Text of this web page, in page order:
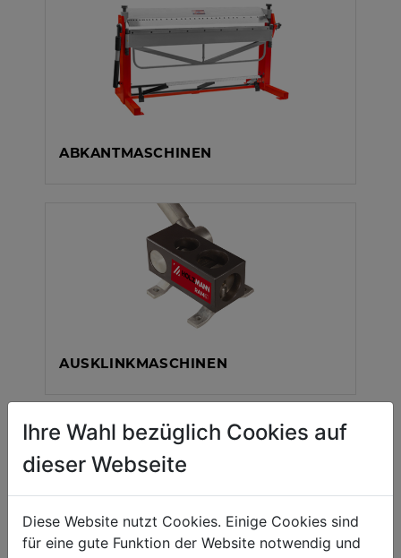
ABKANTMASCHINEN
AUSKLINKMASCHINEN
Ihre Wahl bezüglich Cookies auf
dieser Webseite
Diese Website nutzt Cookies. Einige Cookies sind
für eine gute Funktion der Website notwendig und